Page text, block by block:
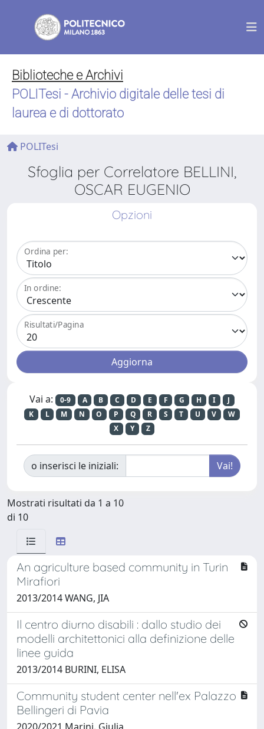
Biblioteche e Archivi
POLITesi - Archivio digitale delle tesi di
laurea e di dottorato
POLITesi
Sfoglia per Correlatore BELLINI,
OSCAR EUGENIO
Opzioni
Ordina per:
In ordine:
Risultati/Pagina
Vai a: 0-9 A B C D E F G H I
J
K
L M N O P Q R S T U V
W
X
Y Z
o inserisci le iniziali:
Mostrati risultati da 1 a 10
di 10
An agriculture based community in Turin
Mirafiori
2013/2014 WANG, JIA
Il centro diurno disabili : dallo studio dei
modelli architettonici alla definizione delle
linee guida
2013/2014 BURINI, ELISA
Community student center nell'ex Palazzo
Bellingeri di Pavia
2020/2021 Marini, Giulia